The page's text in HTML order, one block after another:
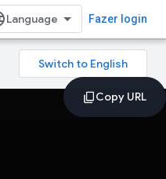
Fazer login